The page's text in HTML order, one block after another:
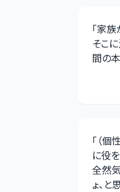
「家族
そこ
間の
「 （個
に役
全然
ょ、